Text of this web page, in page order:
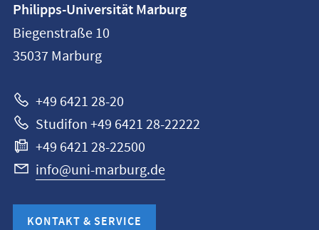
Philipps-
Universität
Marburg
Philipps-Universität Marburg
Biegenstraße 10
35037 Marburg
+49 6421 28-20
Studifon +49 6421 28-22222
+49 6421 28-22500
info@uni-marburg.de
KONTAKT & SERVICE